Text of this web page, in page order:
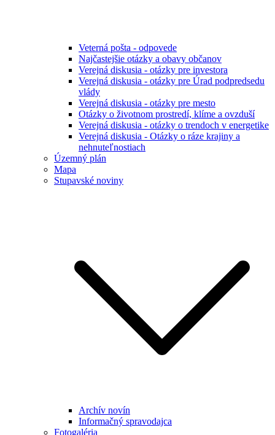
Veterná pošta - odpovede
Najčastejšie otázky a obavy občanov
Verejná diskusia - otázky pre investora
Verejná diskusia - otázky pre Úrad podpredsedu
vlády
Verejná diskusia - otázky pre mesto
Otázky o životnom prostredí, klíme a ovzduší
Verejná diskusia - otázky o trendoch v energetike
Verejná diskusia - Otázky o ráze krajiny a
nehnuteľnostiach
Územný plán
Mapa
Stupavské noviny
Archív novín
Informačný spravodajca
Fotogaléria